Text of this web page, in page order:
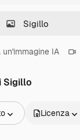
un'immagine IA
Sigillo
Licenza